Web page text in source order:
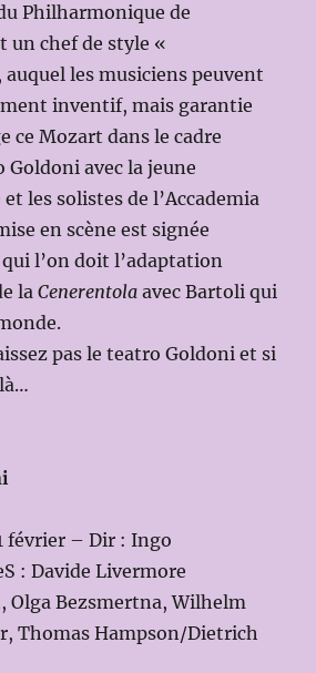
Philharmonique de
un chef de style «
les musiciens peuvent
inventif, mais garantie
ce Mozart dans le cadre
avec la jeune
les solistes de l’Accademia
en scène est signée
qui l’on doit l’adaptation
laCenerentola avec Bartoli qui
pas le teatro Goldoni et si
février – Dir : Ingo
: Davide Livermore
Olga Bezsmertna, Wilhelm
Thomas Hampson/Dietrich